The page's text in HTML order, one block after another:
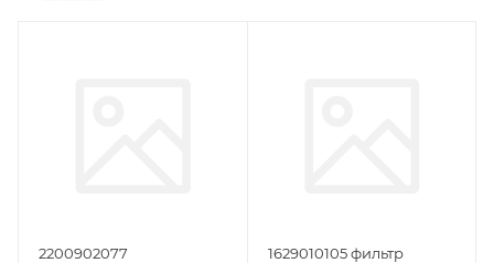
2200902077
1629010105 фильтр